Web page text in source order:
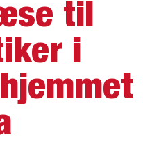
til
i